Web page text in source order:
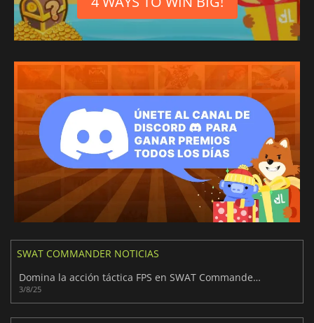
SWAT COMMANDER NOTICIAS
Domina la acción táctica FPS en SWAT Commander y lidera la misión
3/8/25